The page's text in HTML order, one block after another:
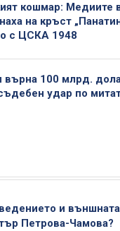
кошмар: Медиите
на кръст
с ЦСКА 1948
върна 100 млрд.
удар по
и
Петрова-Чамова?